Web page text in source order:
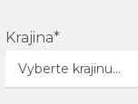
Krajina*